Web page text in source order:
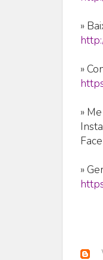
»
»
»
»